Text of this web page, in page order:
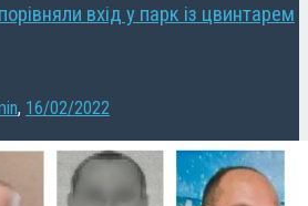
вхід у парк із цвинтарем
, 16/02/2022